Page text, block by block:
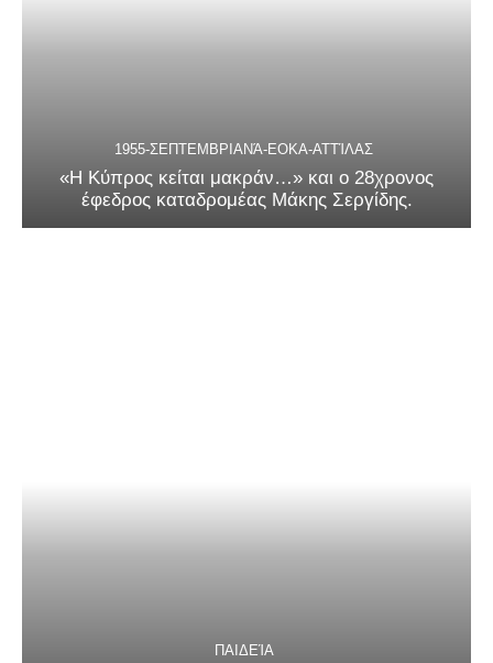
1955-ΣΕΠΤΕΜΒΡΙΑΝΆ-ΕΟΚΑ-ΑΤΤΊΛΑΣ
«Η Κύπρος κείται μακράν…» και ο 28χρονος
έφεδρος καταδρομέας Μάκης Σεργίδης.
ΠΑΙΔΕΊΑ